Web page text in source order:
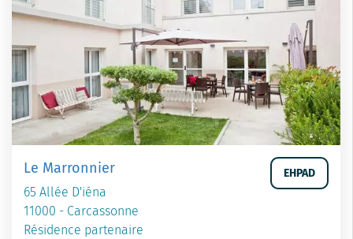
Le Marronnier
65 Allée D'iéna
11000 - Carcassonne
Résidence partenaire
EHPAD